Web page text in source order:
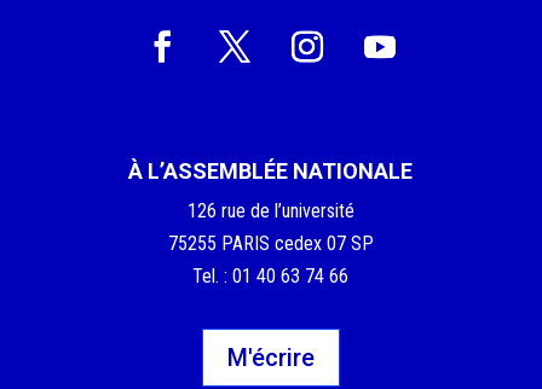
À L’ASSEMBLÉE NATIONALE
126 rue de l’université
75255 PARIS cedex 07 SP
Tel. : 01 40 63 74 66
M'écrire